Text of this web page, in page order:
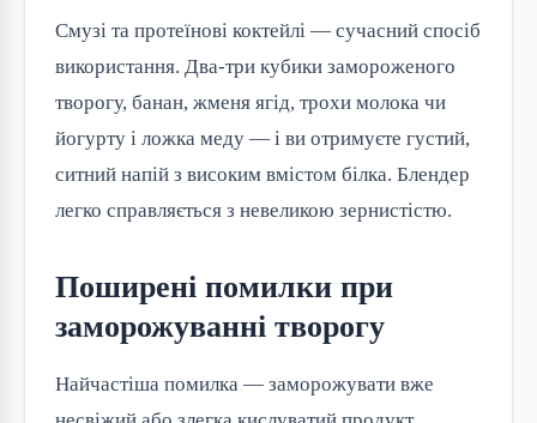
Смузі та протеїнові коктейлі — сучасний спосіб
використання. Два-три кубики замороженого
творогу, банан, жменя ягід, трохи молока чи
йогурту і ложка меду — і ви отримуєте густий,
ситний напій з високим вмістом білка. Блендер
легко справляється з невеликою зернистістю.
Поширені помилки при
заморожуванні творогу
Найчастіша помилка — заморожувати вже